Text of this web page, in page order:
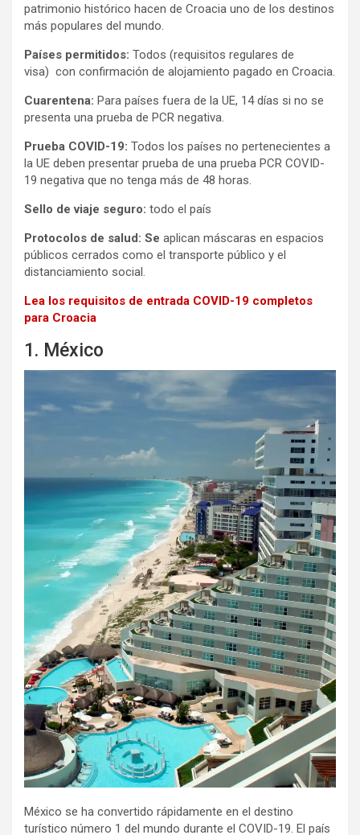
patrimonio histórico hacen de Croacia uno de los destinos
más populares del mundo.
Países permitidos: Todos (requisitos regulares de
visa) con confirmación de alojamiento pagado en Croacia.
Cuarentena: Para países fuera de la UE, 14 días si no se
presenta una prueba de PCR negativa.
Prueba COVID-19: Todos los países no pertenecientes a
la UE deben presentar prueba de una prueba PCR COVID-
19 negativa que no tenga más de 48 horas.
Sello de viaje seguro: todo el país
Protocolos de salud: Se aplican máscaras en espacios
públicos cerrados como el transporte público y el
distanciamiento social.
Lea los requisitos de entrada COVID-19 completos
para Croacia
1. México
México se ha convertido rápidamente en el destino
turístico número 1 del mundo durante el COVID-19. El país